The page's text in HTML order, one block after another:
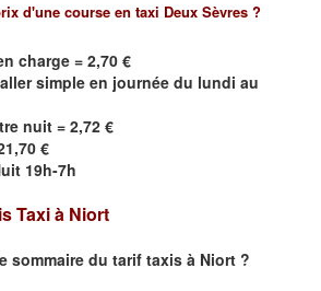
d'une course en taxi Deux Sèvres ?
charge = 2,70 €
simple en journée du lundi au
nuit = 2,72 €
€
19h-7h
Taxi à Niort
sommaire du tarif taxis à Niort ?